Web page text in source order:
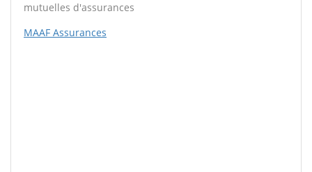
mutuelles d'assurances
MAAF Assurances